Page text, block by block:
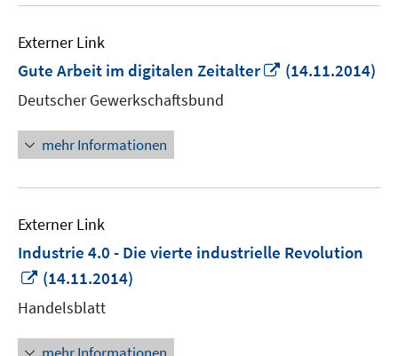
Externer Link
Gute Arbeit im digitalen Zeitalter
In
(14.11.2014)
Deutscher Gewerkschaftsbund
mehr Informationen
Externer Link
Industrie 4.0 - Die vierte industrielle Revolution
In
neuem
Fenster
öffnen
(14.11.2014)
Handelsblatt